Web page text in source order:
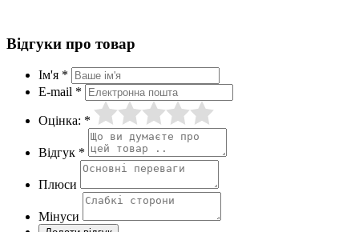
Відгуки про товар
Ім'я *
E-mail *
Оцінка: *
Відгук *
Плюси
Мінуси